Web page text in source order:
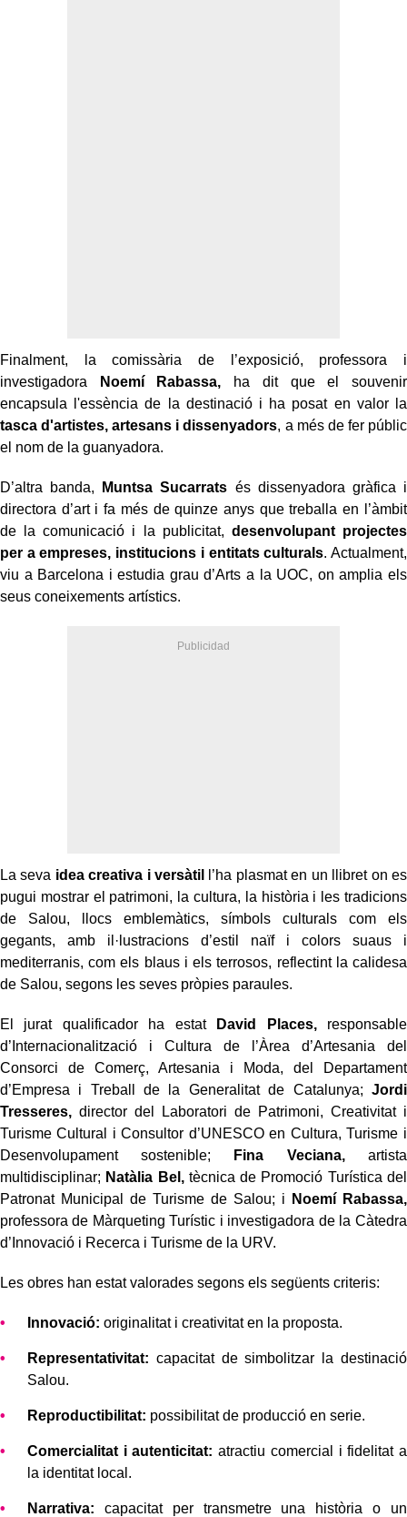
Finalment, la comissària de l’exposició, professora i
investigadora
Noemí Rabassa, ha dit que el souvenir
encapsula l'essència de la destinació i ha posat en valor la
tasca d'artistes, artesans i dissenyadors, a més de fer públic
el nom de la guanyadora.
D’altra banda, Muntsa Sucarrats és dissenyadora gràfica i
directora d’art i fa més de quinze anys que treballa en l’àmbit
de la comunicació i la publicitat, desenvolupant projectes
per a empreses, institucions i entitats culturals. Actualment,
viu a Barcelona i estudia grau d’Arts a la UOC, on amplia els
seus coneixements artístics.
La seva idea creativa i versàtil
l’ha plasmat en un llibret on es
pugui mostrar el patrimoni, la cultura, la història i les tradicions
de Salou, llocs emblemàtics, símbols culturals com els
gegants, amb il·lustracions d’estil naïf i colors suaus i
mediterranis, com els blaus i els terrosos, reflectint la calidesa
de Salou, segons les seves pròpies paraules.
El jurat qualificador ha estat David Places,responsable
d’Internacionalització i Cultura de l’Àrea d’Artesania del
Consorci de Comerç, Artesania i Moda, del Departament
d’Empresa i Treball de la Generalitat de Catalunya; Jordi
Tresseres, director del Laboratori de Patrimoni, Creativitat i
Turisme Cultural i Consultor d’UNESCO en Cultura, Turisme i
Desenvolupament sostenible;
Fina Veciana,artista
multidisciplinar; Natàlia Bel,tècnica de Promoció Turística del
Patronat Municipal de Turisme de Salou; i
Noemí Rabassa,
professora de Màrqueting Turístic i investigadora de la Càtedra
d’Innovació i Recerca i Turisme de la URV.
Les obres han estat valorades segons els següents criteris:
Innovació: originalitat i creativitat en la proposta.
Representativitat: capacitat de simbolitzar la destinació
Salou.
Reproductibilitat: possibilitat de producció en serie.
Comercialitat i autenticitat: atractiu comercial i fidelitat a
la identitat local.
Narrativa: capacitat per transmetre una història o un